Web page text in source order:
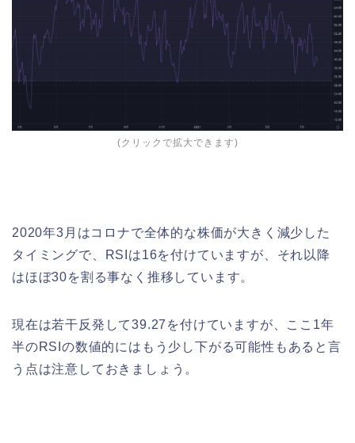
(クリックで拡大できます)
2020年3月はコロナで全体的な株価が大きく減少した
タイミングで、RSIは16を付けていますが、それ以降
はほぼ30を割る事なく推移しています。
現在は若干反発して39.27を付けていますが、ここ1年
半のRSIの数値的にはもう少し下がる可能性もあると言
う点は注意しておきましょう。